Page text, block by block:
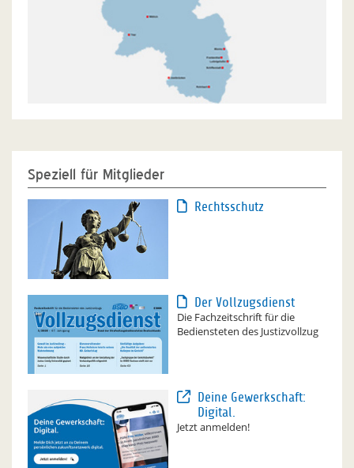
Speziell für Mitglieder
Rechtsschutz
Der Vollzugsdienst
Die Fachzeitschrift für die
Bediensteten des Justizvollzug
Deine Gewerkschaft:
Digital.
Jetzt anmelden!